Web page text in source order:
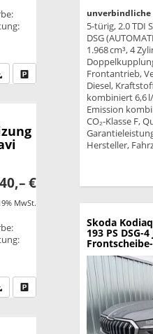
Sie an
PDF-Datei, Fahrzeugexposé drucken
Drucken, parken oder
€
MwSt.
Sie an
PDF-Datei, Fahrzeugexposé drucken
Drucken, parken oder
unverbindliche
5-türig, 2.0 TDI
DSG
1.968 cm³, 4
Frontantrieb,
Diesel,
kombiniert 6,6
Emission
CO₂-Klasse F,
Hersteller,
Skoda Kodiaq
193 PS DSG-